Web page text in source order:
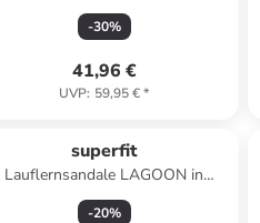
-30%
41,96 €
UVP: 59,95 €*
superfit
Lauflernsandale LAGOON in
Hellblau
-20%